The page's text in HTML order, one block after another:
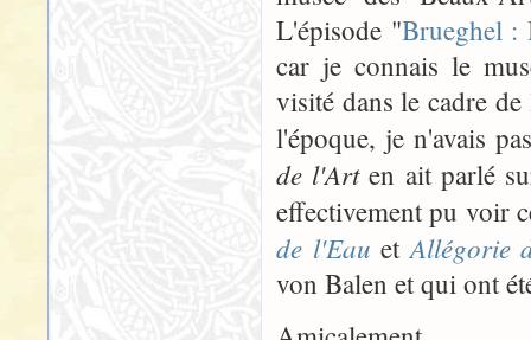
L'épisode "Brueghel :
car je connais le
visité dans le cadre
l'époque, je n'avais
de l'Arten ait parlé
effectivement pu voir
de l'Eau etAllégorie
von Balen et qui ont